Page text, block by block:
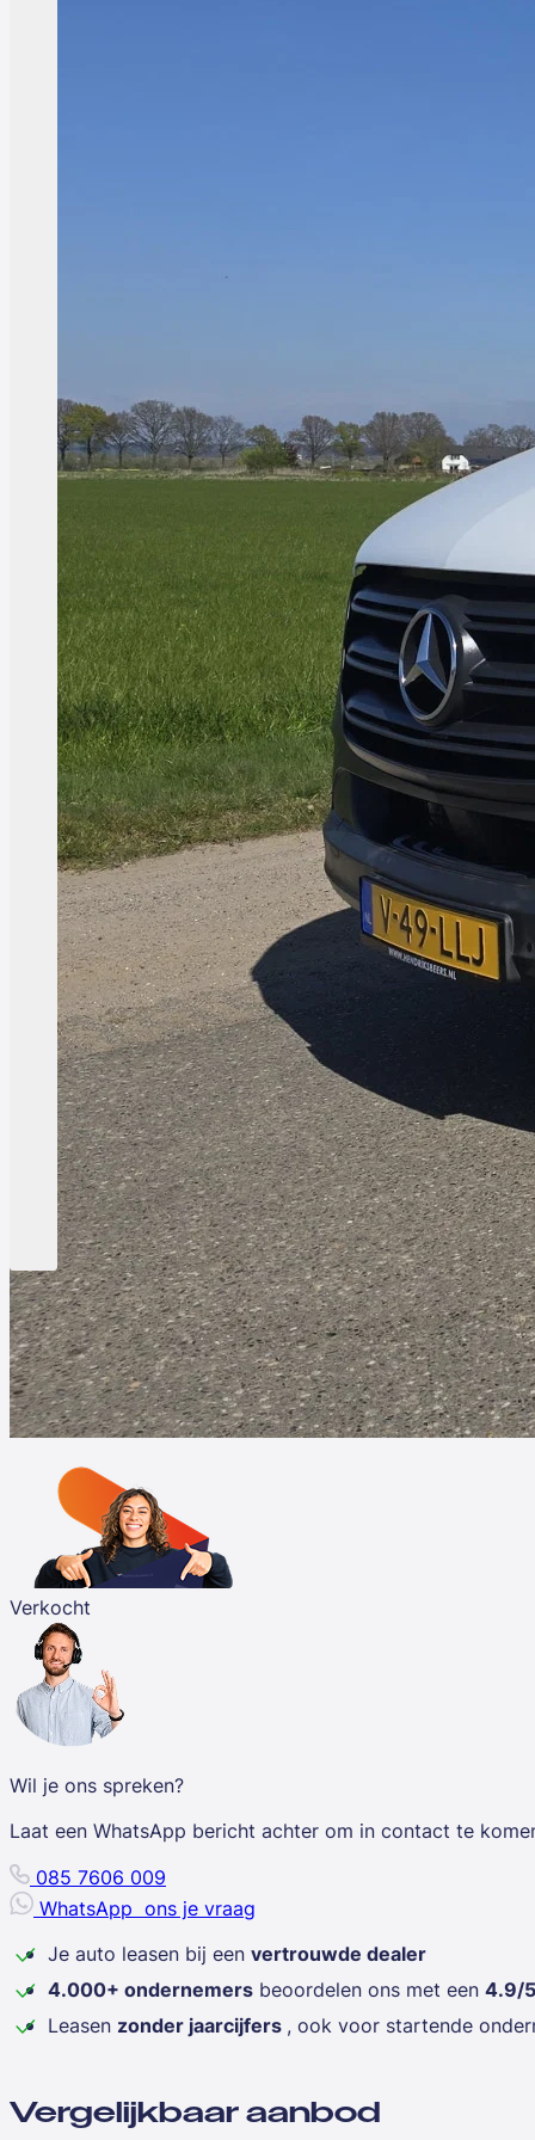
Verkocht
Wil je ons spreken?
Laat een WhatsApp bericht achter om in contact te
085 7606 009
WhatsApp ons je vraag
Je auto leasen bij een vertrouwde dealer
4.000+ ondernemers beoordelen ons met een 4.9/5
Leasen zonder jaarcijfers , ook voor startende
Vergelijkbaar aanbod